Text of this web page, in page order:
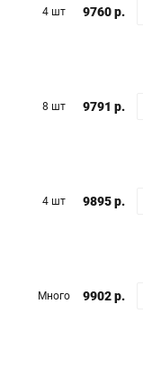
4 шт 9760 р.
8 шт 9791 р.
4 шт 9895 р.
Много 9902 р.